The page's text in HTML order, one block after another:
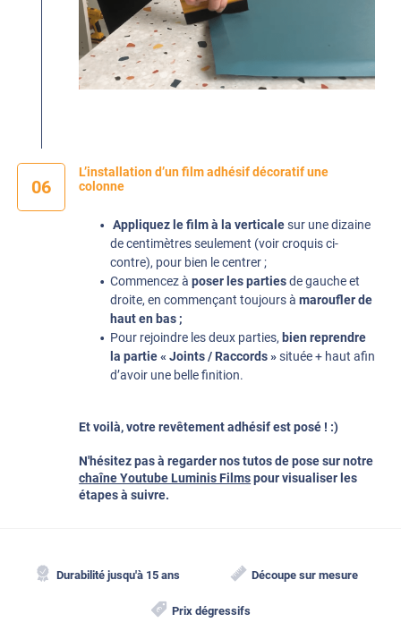
06
L’installation d’un film adhésif décoratif une
colonne
Appliquez le film à la verticalesur une dizaine
de centimètres seulement (voir croquis ci-
contre), pour bien le centrer ;
Commencez àposer les partiesde gauche et
droite, en commençant toujours àmaroufler de
haut en bas ;
Pour rejoindre les deux parties, bien reprendre
la partie « Joints / Raccords »située + haut afin
d’avoir une belle finition.
Et voilà, votre revêtement adhésif est posé ! :)
N'hésitez pas à regarder nos tutos de pose sur notre
chaîne Youtube Luminis Filmspour visualiser les
étapes à suivre.
Durabilité jusqu'à 15 ans Découpe sur mesure
Prix dégressifs